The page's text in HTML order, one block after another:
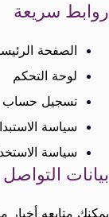
روابط سريعة
الصفحة
لوحة التحكم
تسجيل حساب
سياسة
سياسة
بيانات التواصل
يمكنك متابعه